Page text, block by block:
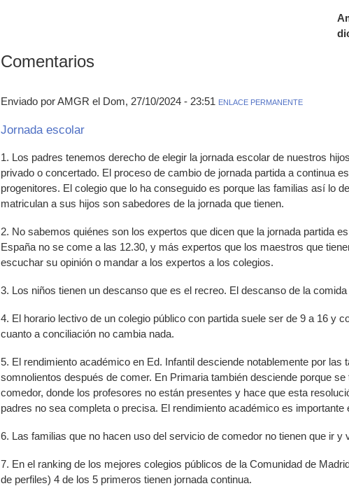
Comentarios
Enviado por AMGR el Dom, 27/10/2024 - 23:51 ENLACE PERMANENTE
Jornada escolar
1. Los padres tenemos derecho de elegir la jornada escolar de nuestros
privado o concertado. El proceso de cambio de jornada partida a continua
progenitores. El colegio que lo ha conseguido es porque las familias así lo
matriculan a sus hijos son sabedores de la jornada que tienen.
2. No sabemos quiénes son los expertos que dicen que la jornada partida
España no se come a las 12.30, y más expertos que los maestros que
escuchar su opinión o mandar a los expertos a los colegios.
3. Los niños tienen un descanso que es el recreo. El descanso de la
4. El horario lectivo de un colegio público con partida suele ser de 9 a 16 y
cuanto a conciliación no cambia nada.
5. El rendimiento académico en Ed. Infantil desciende notablemente por
somnolientos después de comer. En Primaria también desciende porque
comedor, donde los profesores no están presentes y hace que esta
padres no sea completa o precisa. El rendimiento académico es importante
6. Las familias que no hacen uso del servicio de comedor no tienen que ir y
7. En el ranking de los mejores colegios públicos de la Comunidad de
de perfiles) 4 de los 5 primeros tienen jornada continua.